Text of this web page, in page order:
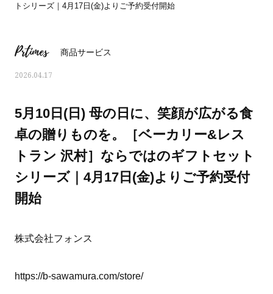
ママとパパに贈る「ジェンダーレ
トシリーズ｜4月17日(金)よりご予約受付開始
Prtimes 商品サービス
2026.04.17
5月10日(日) 母の日に、笑顔が広がる食
卓の贈りものを。［ベーカリー&レス
トラン 沢村］ならではのギフトセット
シリーズ｜4月17日(金)よりご予約受付
開始
株式会社フォンス
https://b-sawamura.com/store/